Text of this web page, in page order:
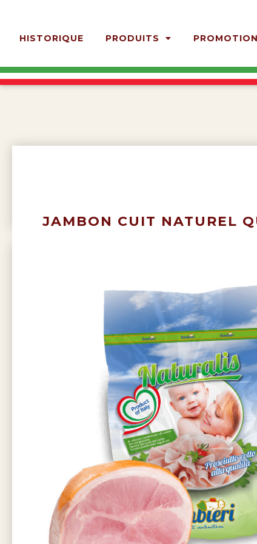
HISTORIQUE PRODUITS
JAMBON CUIT NATUREL